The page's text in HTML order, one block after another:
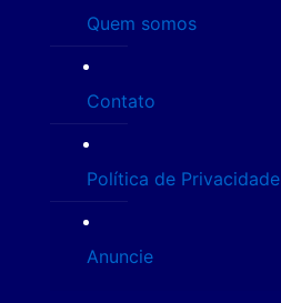
Quem somos
Contato
Política de Privacidade
Anuncie